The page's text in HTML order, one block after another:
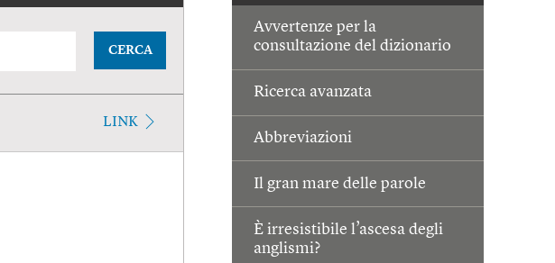
Avvertenze per la
consultazione del dizionario
Ricerca avanzata
Abbreviazioni
Il gran mare delle parole
È irresistibile l’ascesa degli
anglismi?
CERCA
LINK